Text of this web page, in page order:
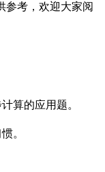
参考，欢迎大家阅
算的应用题。
。